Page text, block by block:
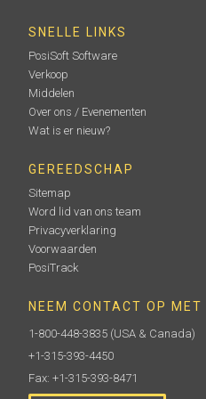
SNELLE LINKS
PosiSoft Software
Verkoop
Middelen
Over ons / Evenementen
Wat is er nieuw?
GEREEDSCHAP
Sitemap
Word lid van ons team
Privacyverklaring
Voorwaarden
PosiTrack
NEEM CONTACT OP MET
1-800-448-3835 (USA & Canada)
+1-315-393-4450
Fax: +1-315-393-8471